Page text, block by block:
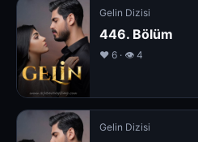
Gelin Dizisi
446. Bölüm
❤️ 6 · 👁 4
Gelin Dizisi